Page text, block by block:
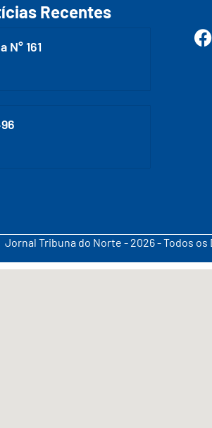
Recentes
N° 161
Jornal Tribuna do Norte - 2026 - Todos